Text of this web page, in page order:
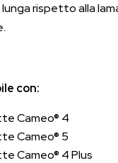
rispetto alla
con:
Cameo® 4
Cameo® 5
Cameo® 4 Plus